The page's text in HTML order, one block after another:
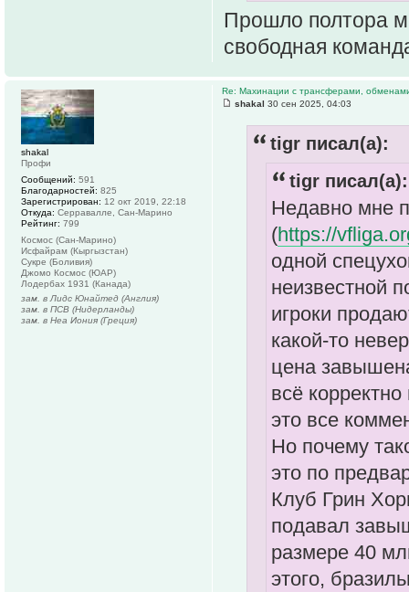
Прошло полтора
свободная
Re: Махинации с трансферами,
shakal 30 сен 2025, 04:03
tigr писал(а):
tigr писал(а):
Недавно мне
(https://
одной
неизвестной
игроки
какой-то
цена
всё
это все
Но почему
это по
Клуб Грин
подавал
размере 40
этого,
shakal
Профи
Сообщений: 591
Благодарностей: 825
Зарегистрирован: 12 окт 2019, 22:18
Откуда: Серравалле, Сан-Марино
Рейтинг: 799
Космос (Сан-Марино)
Исфайрам (Кыргызстан)
Сукре (Боливия)
Джомо Космос (ЮАР)
Лодербах 1931 (Канада)
зам. в Лидс Юнайтед (Англия)
зам. в ПСВ (Нидерланды)
зам. в Неа Иония (Греция)